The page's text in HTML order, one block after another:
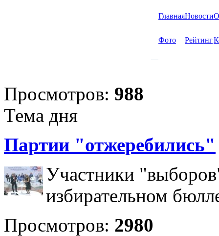
ГлавнаяНовости
Фото Рейтинг
Просмотров: 988
Тема дня
Партии "отжеребились"
Участники
избирательном
Просмотров: 2980